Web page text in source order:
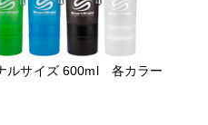
ルサイズ 600ml 各カラー